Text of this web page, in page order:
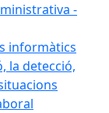
-
informàtics
la detecció,